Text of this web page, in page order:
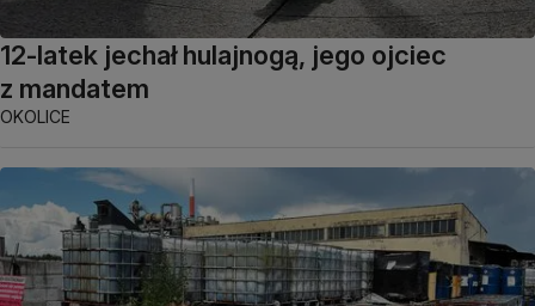
12-latek jechał hulajnogą, jego ojciec
z mandatem
OKOLICE